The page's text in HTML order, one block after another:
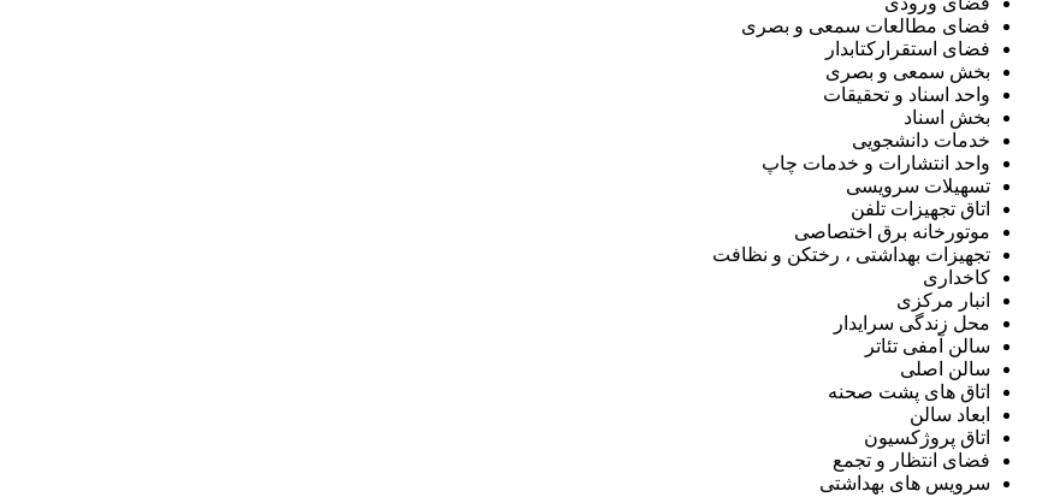
فضای مطالعات سمعی و بصری
فضای استقرارکتابدار
بخش سمعی و بصری
واحد اسناد و تحقیقات
بخش اسناد
خدمات دانشجویی
واحد انتشارات و خدمات چاپ
تسهیلات سرویسی
اتاق تجهیزات تلفن
موتورخانه برق اختصاصی
تجهیزات بهداشتی ، رختکن و نظافت
کاخداری
انبار مرکزی
محل زندگی سرایدار
سالن آمفی تئاتر
سالن اصلی
اتاق های پشت صحنه
ابعاد سالن
اتاق پروژکسیون
فضای انتظار و تجمع
سرویس های بهداشتی